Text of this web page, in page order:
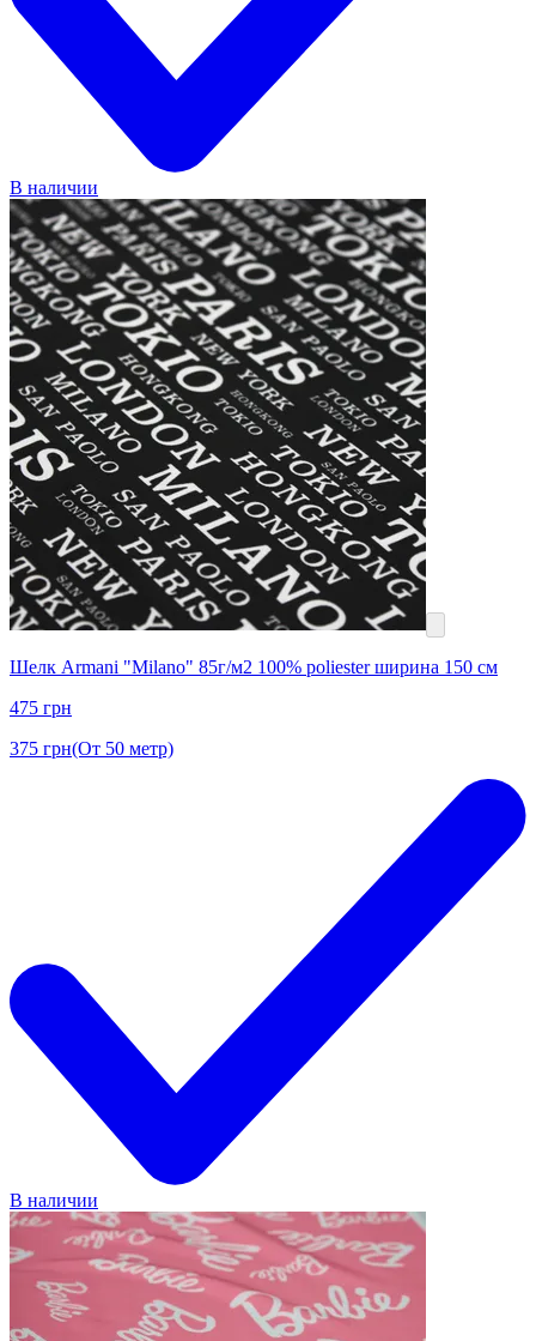
В наличии
Шелк Armani "Milano" 85г/м2 100% poliester ширина 150 см
475 грн
375 грн(От 50 метр)
В наличии